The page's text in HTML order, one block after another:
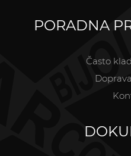
PORADNA
Často